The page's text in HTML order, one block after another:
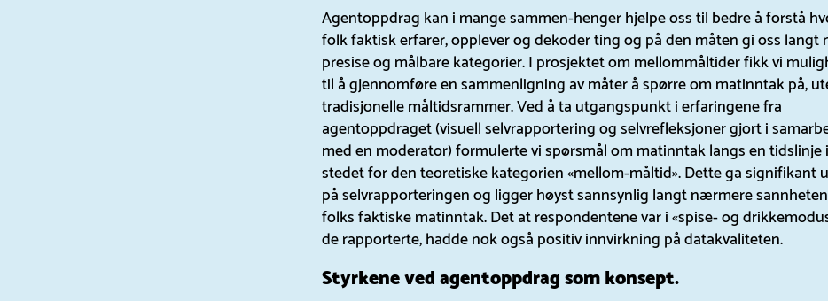
Agentoppdrag kan i mange sammen-henger hjelpe oss til bedre å forstå
folk faktisk erfarer, opplever og dekoder ting og på den måten gi oss langt
presise og målbare kategorier. I prosjektet om mellommåltider fikk vi
til å gjennomføre en sammenligning av måter å spørre om matinntak på,
tradisjonelle måltidsrammer. Ved å ta utgangspunkt i erfaringene fra
agentoppdraget (visuell selvrapportering og selvrefleksjoner gjort i
med en moderator) formulerte vi spørsmål om matinntak langs en tidslinje i
stedet for den teoretiske kategorien «mellom-måltid». Dette ga signifikant
på selvrapporteringen og ligger høyst sannsynlig langt nærmere
folks faktiske matinntak. Det at respondentene var i «spise- og
de rapporterte, hadde nok også positiv innvirkning på datakvaliteten.
Styrkene ved agentoppdrag som konsept.